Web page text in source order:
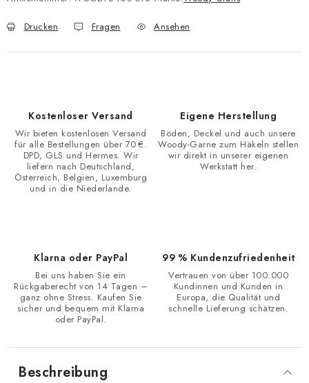
Drucken Fragen Ansehen
Kostenloser Versand
Wir bieten kostenlosen Versand
für alle Bestellungen über 70 €.
DPD, GLS und Hermes. Wir
liefern nach Deutschland,
Österreich, Belgien, Luxemburg
und in die Niederlande.
Eigene Herstellung
Böden, Deckel und auch unsere
Woody-Garne zum Häkeln stellen
wir direkt in unserer eigenen
Werkstatt her.
Klarna oder PayPal
Bei uns haben Sie ein
Rückgaberecht von 14 Tagen –
ganz ohne Stress. Kaufen Sie
sicher und bequem mit Klarna
oder PayPal.
99 % Kundenzufriedenheit
Vertrauen von über 100.000
Kundinnen und Kunden in
Europa, die Qualität und
schnelle Lieferung schätzen.
Beschreibung